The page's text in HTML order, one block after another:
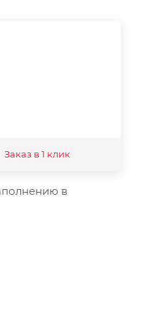
Заказ в 1 клик
в